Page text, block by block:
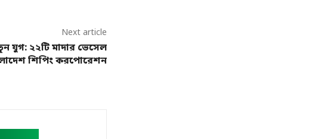
Next article
যুগ: ২২টি মাদার ভেসেল
শিপিং করপোরেশন